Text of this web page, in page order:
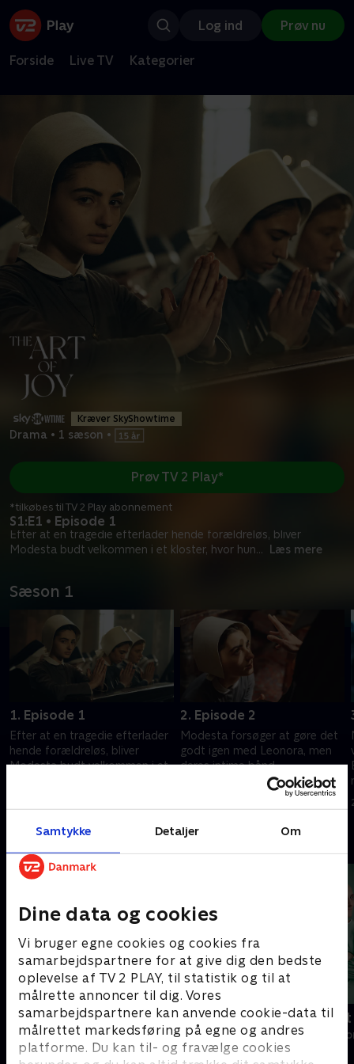
Samtykke Detaljer Om
Dine data og cookies
Vi bruger egne cookies og cookies fra
samarbejdspartnere for at give dig den bedste
oplevelse af TV 2 PLAY, til statistik og til at
målrette annoncer til dig. Vores
samarbejdspartnere kan anvende cookie-data til
målrettet markedsføring på egne og andres
platforme. Du kan til- og fravælge cookies
Log ind Prøv nu
Forside Live TV Kategorier
Kræver SkyShowtime
Drama • 1 sæson •
S1:E1 • Episode 1
Efter at en tragedie efterlader hende forældreløs, bliver
Modesta budt velkommen i et kloster, hvor hun... Læs mere
Prøv TV 2 Play*
*tilkøbes til TV 2 Play abonnement
Sæson 1
1. Episode 1
Efter at en tragedie efterlader
hende forældreløs, bliver
Modesta budt velkommen i et
engelske undertekster.
2. Episode 2
Modesta forsøger at gøre det
godt igen med Leonora, men
deres intime bånd
repræsenterer en konstant
trussel mod deres overlevelse.
Bemærk: engelske
undertekster.
Andre så også
Happy fucking Pride
Drama • 1 sæsoner
Fake Patient
Drama • 1